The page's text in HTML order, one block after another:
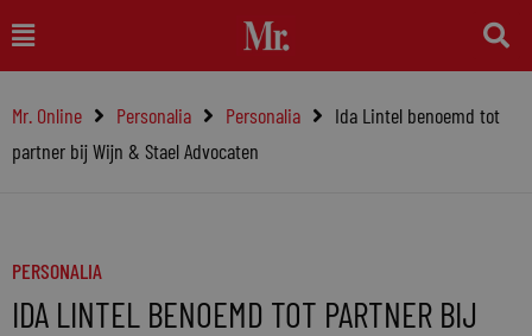
naar
inhoud
Main
Menu
Mr. Online Personalia Personalia
Ida Lintel benoemd tot
partner bij Wijn & Stael Advocaten
PERSONALIA
IDA LINTEL BENOEMD TOT PARTNER BIJ